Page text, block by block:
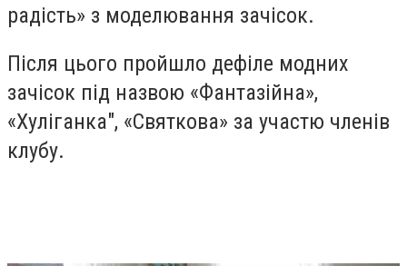
радість» з моделювання зачісок.
Після цього пройшло дефіле модних
зачісок під назвою «Фантазійна»,
«Хуліганка", «Святкова» за участю членів
клубу.